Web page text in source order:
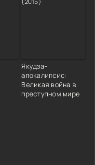
Якудза-
апокалипсис:
Великая война в
преступном мире